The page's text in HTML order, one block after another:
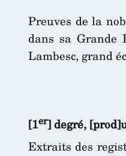
Preuves de la
dans sa Grande
Lambesc, grand
[1er] degré,
Extraits des